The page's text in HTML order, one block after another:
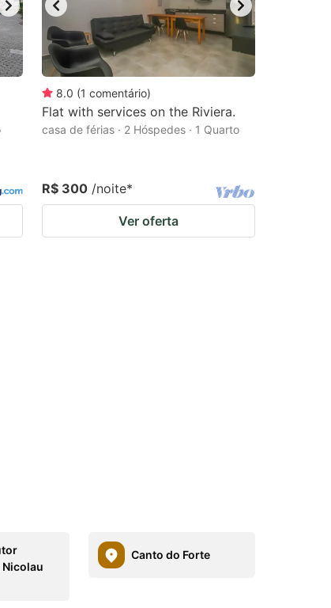
8.0 (1 comentário)
Flat with services on the Riviera.
casa de férias · 2 Hóspedes · 1 Quarto
R$ 300 /noite*
Ver oferta
Nicolau
Canto do Forte